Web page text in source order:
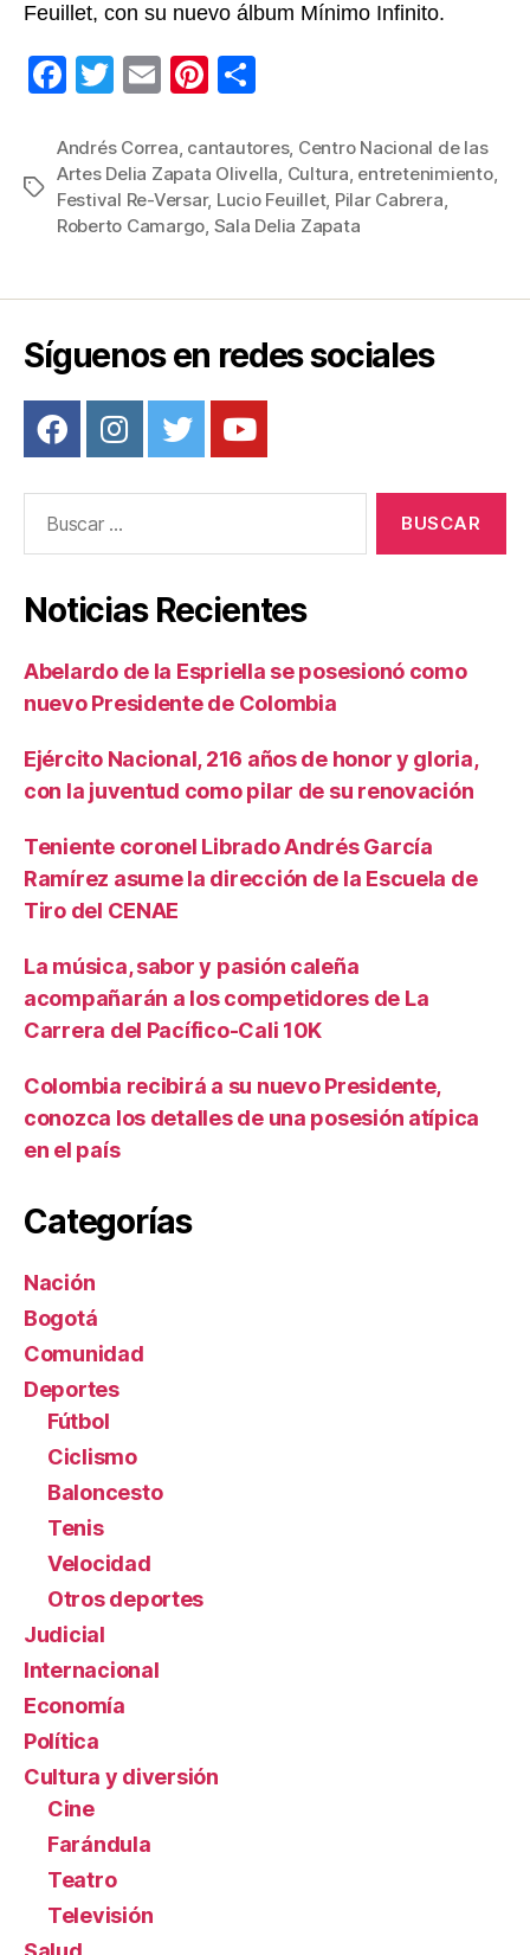
Feuillet, con su nuevo álbum Mínimo Infinito.
F
c
e
b
o
k
T
tt
er
E
ail
Pi
er
e
st
m
p
ar
Etiquetas
Andrés Correa, cantautores, Centro Nacional de las
Artes Delia Zapata Olivella, Cultura, entretenimiento,
Festival Re-Versar, Lucio Feuillet, Pilar Cabrera,
Roberto Camargo, Sala Delia Zapata
Síguenos en redes sociales
Noticias Recientes
Abelardo de la Espriella se posesionó como
nuevo Presidente de Colombia
Ejército Nacional, 216 años de honor y gloria,
con la juventud como pilar de su renovación
Teniente coronel Librado Andrés García
Ramírez asume la dirección de la Escuela de
Tiro del CENAE
La música, sabor y pasión caleña
acompañarán a los competidores de La
Carrera del Pacífico-Cali 10K
Colombia recibirá a su nuevo Presidente,
conozca los detalles de una posesión atípica
en el país
Categorías
Nación
Bogotá
Comunidad
Deportes
Fútbol
Ciclismo
Baloncesto
Tenis
Velocidad
Otros deportes
Judicial
Internacional
Economía
Política
Cultura y diversión
Cine
Farándula
Teatro
Televisión